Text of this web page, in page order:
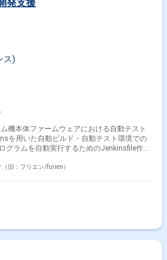
発支援
ス)
機本体ファームウェアにおける自動テスト
を用いた自動ビルド・自動テスト環境での
ンス（ネットワーク設定、設置・移動、復
旧：フリエン/furien）